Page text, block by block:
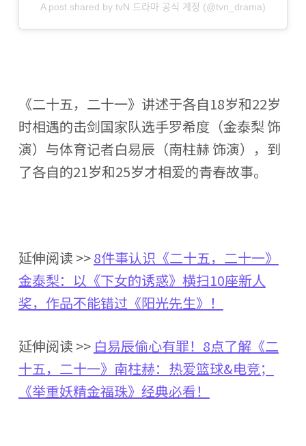
A post shared by tvN 드라마 공식 계정 (@tvn_drama)
《二十五，二十一》讲述于各自18岁和22岁
时相遇的击剑国家队选手罗希度（金泰梨 饰
演）与体育记者白易辰（南柱赫 饰演），到
了各自的21岁和25岁才相爱的青春故事。
延伸阅读 >>8件事认识《二十五，二十一》
金泰梨：以《下女的诱惑》横扫10座新人
奖，作品不能错过《阳光先生》！
延伸阅读 >> 白易辰偷心有罪！8点了解《二
十五，二十一》南柱赫：热爱篮球&电竞；
《举重妖精金福珠》经典必看！